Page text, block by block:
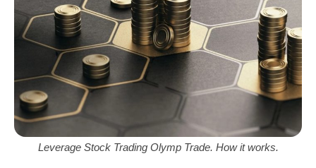
Leverage Stock Trading Olymp Trade. How it works.